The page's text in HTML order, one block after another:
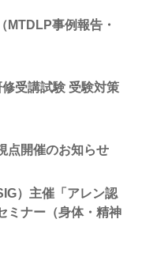
MTDLP事例報告・
受講試験 受験対策
点開催のお知らせ
）主催「アレン認
ナー（身体・精神